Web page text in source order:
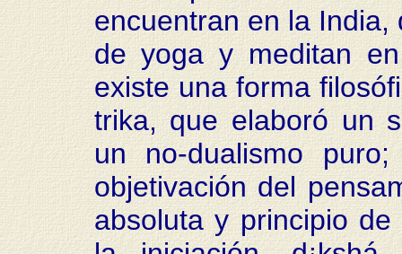
encuentran en la
de yoga y meditan
existe una forma
trika, que elaboró un
un no-dualismo
objetivación del
absoluta y principio